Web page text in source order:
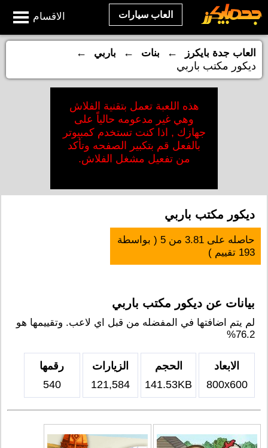
الاقسام العاب سيارات
العاب جدة بايكرز ← بنات ← باربي
←
ديكور مكتب باربي
هذه اللعبة تعمل بتقنية الفلاش
وهي غير مدعومه حالياً على
جهازك , اذا كنت تستخدم كمبيوتر
بالفعل قم بتكبير الصفحه وتأكد
من تفعيل مشغل الفلاش.
ديكور مكتب باربي
حاصله على3.81 من5 ( بواسطة
193 تقييم )
بيانات عن ديكور مكتب باربي
لم يتم اضافتها في المفضله من قبل اي لاعب. وتقييمها هو
76.2%
الابعاد
800x600
الحجم
141.53KB
الزيارات
121,584
رقمها
540